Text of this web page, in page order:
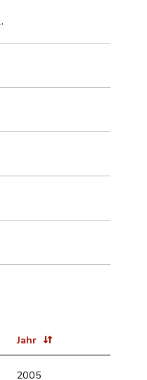
Jahr
2005